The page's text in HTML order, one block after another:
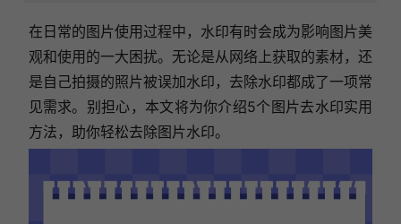
在日常的图片使用过程中，水印有时会成为影响图片美
观和使用的一大困扰。无论是从网络上获取的素材，还
是自己拍摄的照片被误加水印，去除水印都成了一项常
见需求。别担心，本文将为你介绍5个图片去水印实用
方法，助你轻松去除图片水印。